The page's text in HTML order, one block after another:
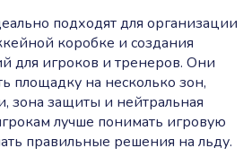
подходят для организации
коробке и создания
для игроков и тренеров. Они
площадку на несколько зон,
зона защиты и нейтральная
лучше понимать игровую
правильные решения на льду.